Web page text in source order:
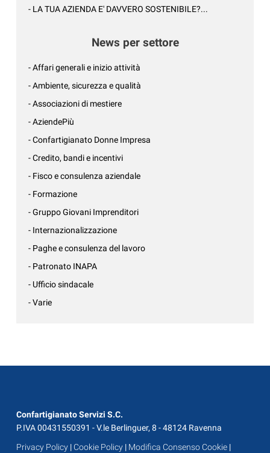
- LA TUA AZIENDA E' DAVVERO SOSTENIBILE?...
News per settore
- Affari generali e inizio attività
- Ambiente, sicurezza e qualità
- Associazioni di mestiere
- AziendePiù
- Confartigianato Donne Impresa
- Credito, bandi e incentivi
- Fisco e consulenza aziendale
- Formazione
- Gruppo Giovani Imprenditori
- Internazionalizzazione
- Paghe e consulenza del lavoro
- Patronato INAPA
- Ufficio sindacale
- Varie
Confartigianato Servizi S.C.
P.IVA 00431550391 - V.le Berlinguer, 8 - 48124 Ravenna
Privacy Policy |Cookie Policy | Modifica Consenso Cookie |